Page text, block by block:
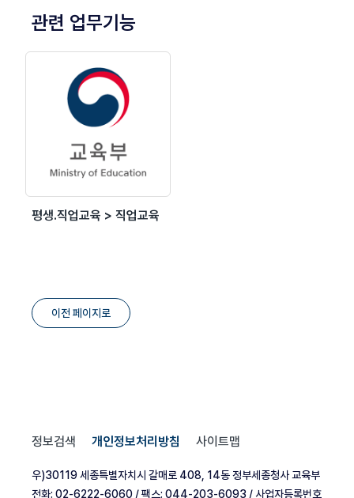
관련 업무기능
평생.직업교육 > 직업교육
이전 페이지로
정보검색 개인정보처리방침 사이트맵
우)30119 세종특별자치시 갈매로 408, 14동 정부세종청사 교육부
전화: 02-6222-6060 / 팩스: 044-203-6093 / 사업자등록번호